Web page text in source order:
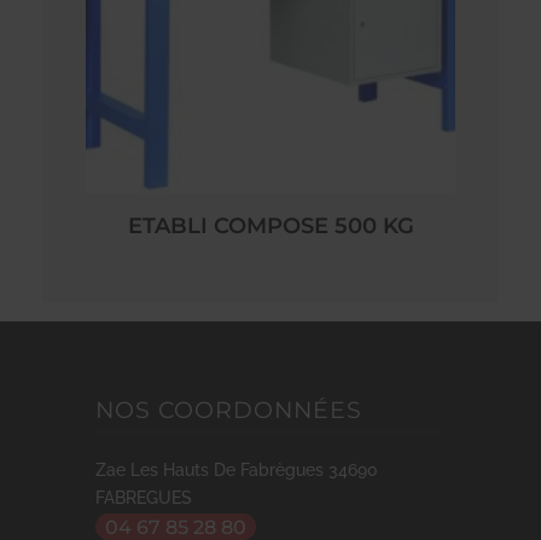
ETABLI COMPOSE 500 KG
NOS COORDONNÉES
Zae Les Hauts De Fabrègues 34690
FABREGUES
04 67 85 28 80